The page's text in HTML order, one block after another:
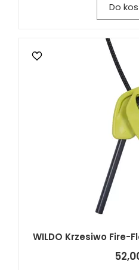
Do
WILDO Krzesiwo Fire-